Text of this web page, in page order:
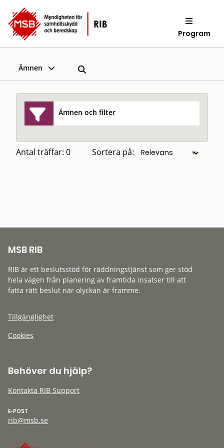
Program
Ämnen
Ämnen och filter
Antal träffar: 0 Sortera på:
MSB RIB
RIB är ett beslutsstöd för räddningstjänst som ger stöd
hela vägen från planering av framtida insatser till att
fatta rätt beslut när olyckan är framme.
Tillgänglighet
Cookies
Behöver du hjälp?
Kontakta RIB Support
E-POST
rib@msb.se